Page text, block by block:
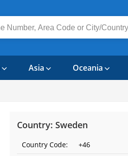
Asia Oceania
Country: Sweden
Country Code:
+46